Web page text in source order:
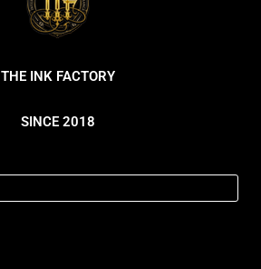
THE INK FACTORY
SINCE 2018